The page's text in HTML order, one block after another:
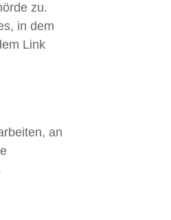
zu.
in dem
Link
an